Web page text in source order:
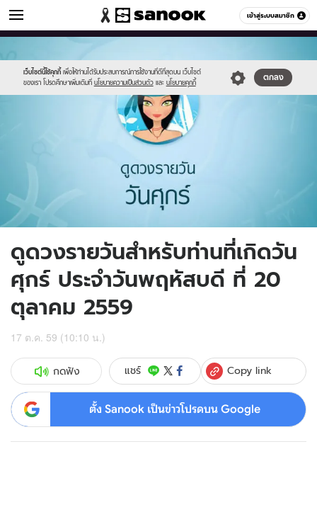
เข้าสู่ระบบสมาชิก
ดูดวง หมวดอื่นๆ
เว็บไซต์นี้ใช้คุกกี้ เพื่อให้ท่านได้รับประสบการณ์การใช้งานที่ดีที่สุดบน เว็บไซต์
ของเรา โปรดศึกษาเพิ่มเติมที่ นโยบายความเป็นส่วนตัว และ นโยบายคุกกี้
ตกลง
//s.isanook.com/sr/0/images/logo-
new-
sanook.png
//s.isanook.com/ho/0/ud/fxd/day/6_fri.jpg
ดูดวงรายวันสำหรับท่านที่เกิดวัน
ศุกร์ ประจำวันพฤหัสบดี ที่ 20
ตุลาคม 2559
17 ต.ค. 59 (10:10 น.)
กดฟัง แชร์ Copy link
ตั้ง Sanook เป็นข่าวโปรดบน Google